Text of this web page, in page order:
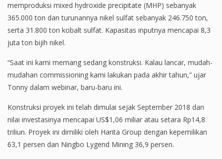
memproduksi mixed hydroxide precipitate (MHP) sebanyak
365.000 ton dan turunannya nikel sulfat sebanyak 246.750 ton,
serta 31.800 ton kobalt sulfat. Kapasitas inputnya mencapai 8,3
juta ton bijih nikel.
“Saat ini kami memang sedang konstruksi. Kalau lancar, mudah-
mudahan commissioning kami lakukan pada akhir tahun,” ujar
Tonny dalam webinar, baru-baru ini.
Konstruksi proyek ini telah dimulai sejak September 2018 dan
nilai investasinya mencapai US$1,06 miliar atau setara Rp14,8
triliun. Proyek ini dimiliki oleh Harita Group dengan kepemilikan
63,1 persen dan Ningbo Lygend Mining 36,9 persen.